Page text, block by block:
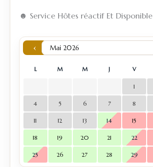
☻ Service Hôtes réactif Et Disponible
‹
L M M J V
1
4 5 6 7 8
11 12 13 14 15
18 19 20 21 22
25 26 27 28 29